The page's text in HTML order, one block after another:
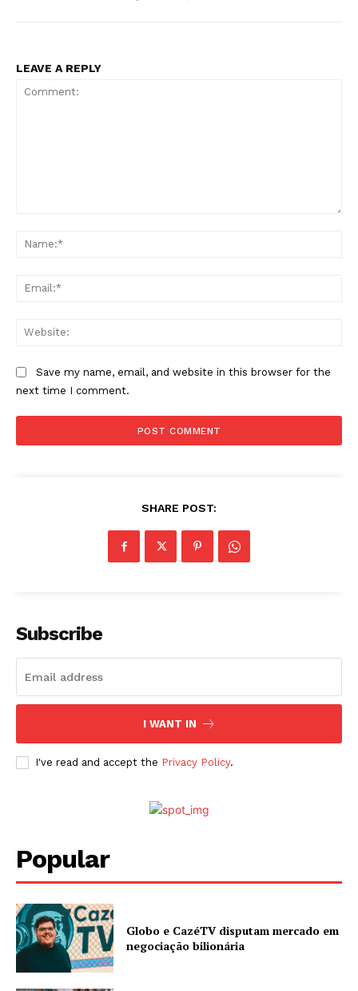
LEAVE A REPLY
Save my name, email, and website in this browser for the
next time I comment.
SHARE POST:
Subscribe
I WANT IN
I've read and accept the Privacy Policy.
Popular
Globo e CazéTV disputam mercado em
negociação bilionária